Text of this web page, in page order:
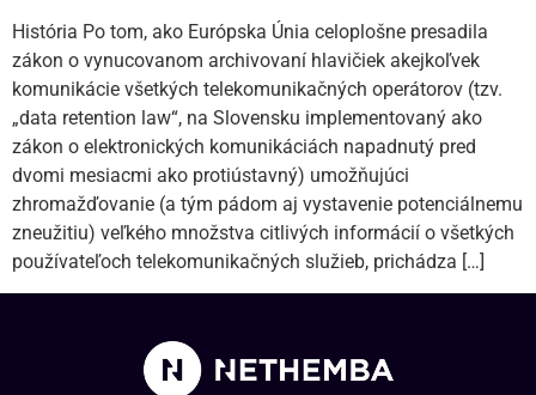
História Po tom, ako Európska Únia celoplošne presadila
zákon o vynucovanom archivovaní hlavičiek akejkoľvek
komunikácie všetkých telekomunikačných operátorov (tzv.
„data retention law“, na Slovensku implementovaný ako
zákon o elektronických komunikáciách napadnutý pred
dvomi mesiacmi ako protiústavný) umožňujúci
zhromažďovanie (a tým pádom aj vystavenie potenciálnemu
zneužitiu) veľkého množstva citlivých informácií o všetkých
používateľoch telekomunikačných služieb, prichádza […]